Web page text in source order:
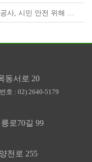
동서로 20
호 : 02) 2640-5179
로70길 99
천로 255